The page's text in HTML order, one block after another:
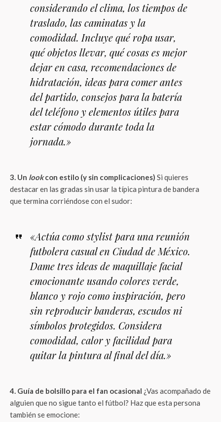
considerando el clima, los tiempos de
traslado, las caminatas y la
comodidad. Incluye qué ropa usar,
qué objetos llevar, qué cosas es mejor
dejar en casa, recomendaciones de
hidratación, ideas para comer antes
del partido, consejos para la batería
del teléfono y elementos útiles para
estar cómodo durante toda la
jornada.»
3. Un lookcon estilo (y sin complicaciones) Si quieres
destacar en las gradas sin usar la típica pintura de bandera
que termina corriéndose con el sudor:
«Actúa como stylist para una reunión
futbolera casual en Ciudad de México.
Dame tres ideas de maquillaje facial
emocionante usando colores verde,
blanco y rojo como inspiración, pero
sin reproducir banderas, escudos ni
símbolos protegidos. Considera
comodidad, calor y facilidad para
quitar la pintura al final del día.»
4. Guía de bolsillo para el fan ocasional ¿Vas acompañado de
alguien que no sigue tanto el fútbol? Haz que esta persona
también se emocione: